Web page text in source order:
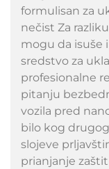
formulisan za
nečist Za
mogu da isuše
sredstvo za
profesionalne
pitanju
vozila pred
bilo kog
slojeve
prianjanje